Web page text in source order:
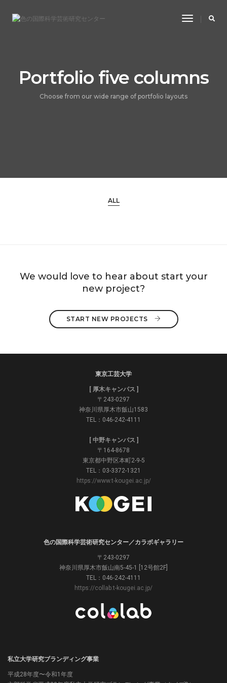
Toggle
Portfolio five columns
Choose from our wide range of portfolio layouts
ALL
We would love to hear about start your
new project?
START NEW PROJECTS
東京工芸大学
[ 厚木キャンパス ]
〒243-0297
神奈川県厚木市飯山1583
TEL：046-242-4111
[ 中野キャンパス ]
〒164-8678
東京都中野区本町2-9-5
TEL：03-3372-1321
https://www.t-kougei.ac.jp/
色の国際科学芸術研究センター／カラボギャラリー
〒243-0297
神奈川県厚木市飯山南5-45-1 [12号館2F]
TEL：046-242-4111
https://collab.t-kougei.ac.jp/
私立大学研究ブランディング事業
平成28年度〜令和1年度